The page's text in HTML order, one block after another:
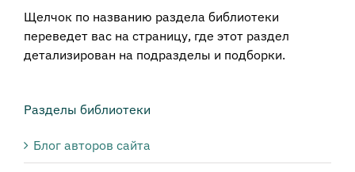
Щелчок по названию раздела библиотеки
переведет вас на страницу, где этот раздел
детализирован на подразделы и подборки.
Разделы библиотеки
Блог авторов сайта